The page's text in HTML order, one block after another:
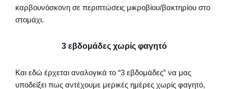
καρβουνόσκονη σε περιπτώσεις μικροβίου/βακτηρίου στο
στομάχι.
3 εβδομάδες χωρίς φαγητό
Και εδώ έρχεται αναλογικά το “3 εβδομάδες” να μας
υποδείξει πως αντέχουμε μερικές ημέρες χωρίς φαγητό,